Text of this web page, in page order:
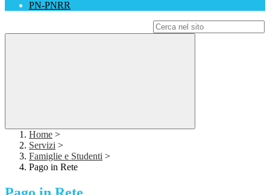
PN-PNRR
Home >
Servizi >
Famiglie e Studenti >
Pago in Rete